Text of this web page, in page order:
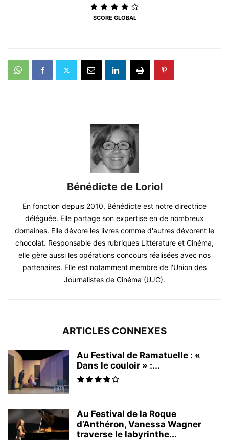
SCORE GLOBAL
Bénédicte de Loriol
En fonction depuis 2010, Bénédicte est notre directrice
déléguée. Elle partage son expertise en de nombreux
domaines. Elle dévore les livres comme d'autres dévorent le
chocolat. Responsable des rubriques Littérature et Cinéma,
elle gère aussi les opérations concours réalisées avec nos
partenaires. Elle est notamment membre de l'Union des
Journalistes de Cinéma (UJC).
ARTICLES CONNEXES
Au Festival de Ramatuelle : «
Dans le couloir » :...
Au Festival de la Roque
d’Anthéron, Vanessa Wagner
traverse le labyrinthe...